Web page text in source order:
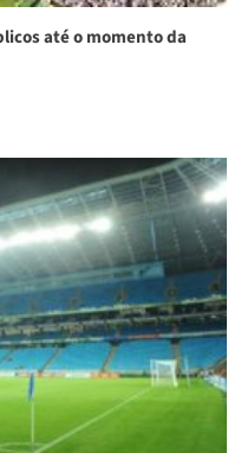
até o momento da